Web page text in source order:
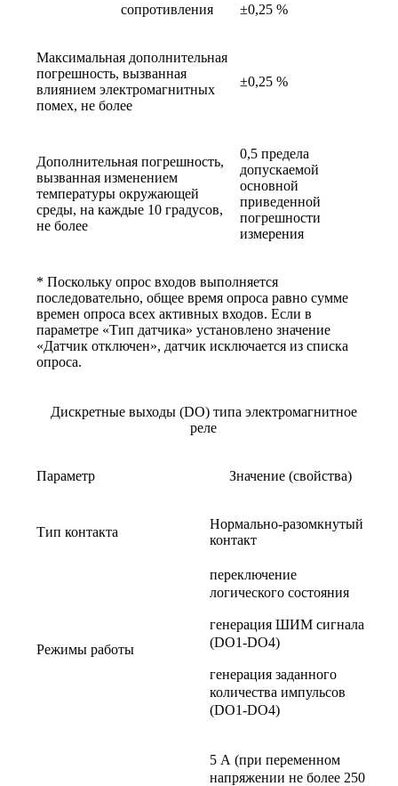
сопротивления ±0,25 %
Максимальная дополнительная
погрешность, вызванная
влиянием электромагнитных
помех, не более
±0,25 %
Дополнительная погрешность,
вызванная изменением
температуры окружающей
среды, на каждые 10 градусов,
не более
0,5 предела
допускаемой
основной
приведенной
погрешности
измерения
* Поскольку опрос входов выполняется
последовательно, общее время опроса равно сумме
времен опроса всех активных входов. Если в
параметре «Тип датчика» установлено значение
«Датчик отключен», датчик исключается из списка
опроса.
Дискретные выходы (DO) типа электромагнитное
реле
Параметр Значение (свойства)
Тип контакта
Нормально-разомкнутый
контакт
Режимы работы
переключение
логического состояния
генерация ШИМ сигнала
(DO1-DO4)
генерация заданного
количества импульсов
(DO1-DO4)
5 А (при переменном
напряжении не более 250